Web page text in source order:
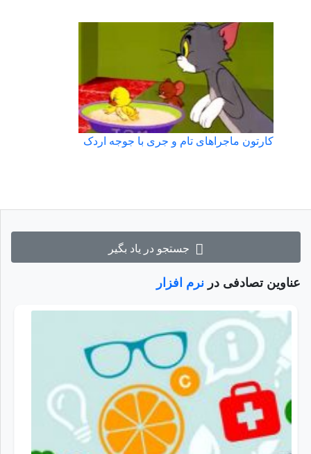
جستجو در یاد بگیر
عناوین تصادفی در نرم افزار
کارتون ماجراهای تام و جری با جوجه اردک